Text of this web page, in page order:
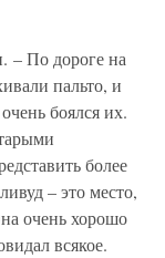
– По дороге на
пальто, и
боялся их.
более
– это место,
очень хорошо
всякое.